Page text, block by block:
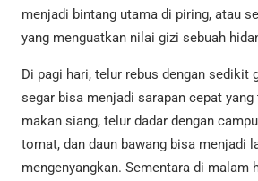
menjadi bintang utama di piring, atau
yang menguatkan nilai gizi sebuah
Di pagi hari, telur rebus dengan sedikit
segar bisa menjadi sarapan cepat
makan siang, telur dadar dengan
tomat, dan daun bawang bisa menjadi
mengenyangkan. Sementara di malam